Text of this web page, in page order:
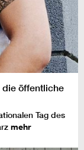
die öffentliche
Tag des
mehr